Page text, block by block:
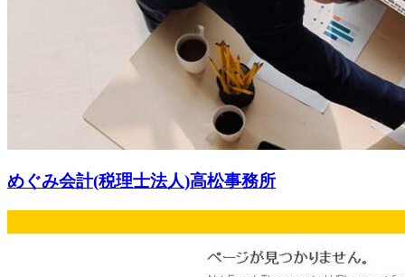
めぐみ会計(税理士法人)高松事務所